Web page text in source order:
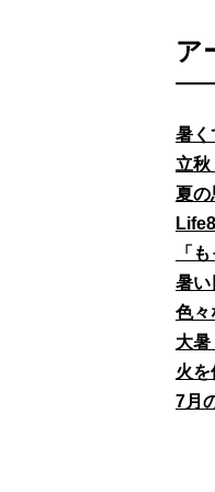
ア
暑く
立
夏の
「
暑い
色々
大
火を
7月